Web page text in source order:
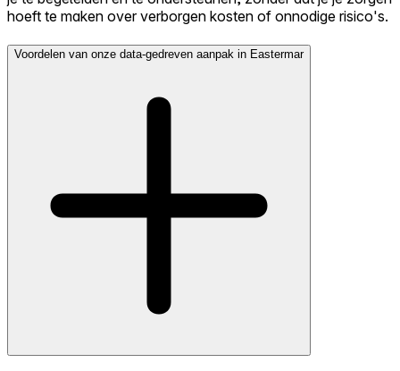
hoeft te maken over verborgen kosten of onnodige risico's.
Voordelen van onze data-gedreven aanpak in Eastermar